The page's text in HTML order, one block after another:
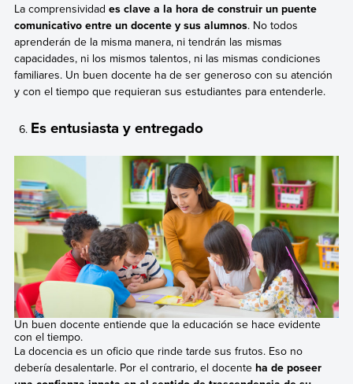
La comprensividad es clave a la hora de construir un puente
comunicativo entre un docente y sus alumnos. No todos
aprenderán de la misma manera, ni tendrán las mismas
capacidades, ni los mismos talentos, ni las mismas condiciones
familiares. Un buen docente ha de ser generoso con su atención
y con el tiempo que requieran sus estudiantes para entenderle.
Es entusiasta y entregado
Un buen docente entiende que la educación se hace evidente
con el tiempo.
La docencia es un oficio que rinde tarde sus frutos. Eso no
debería desalentarle. Por el contrario, el docente ha de poseer